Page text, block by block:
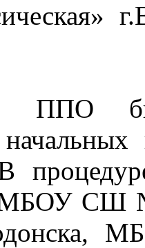
ППО
МБОУ СШ